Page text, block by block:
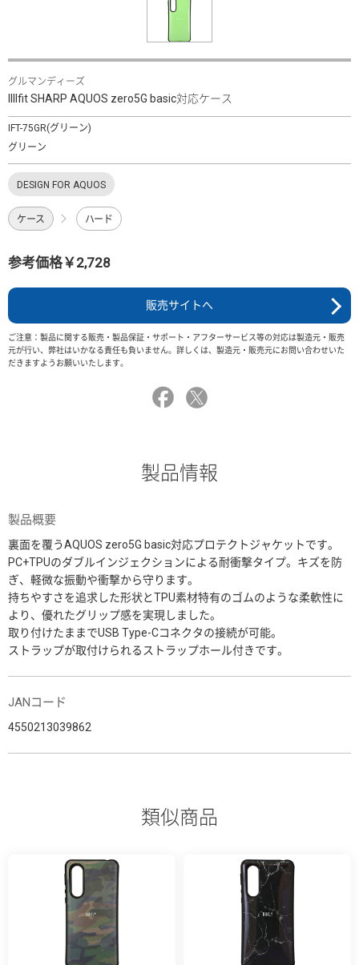
グルマンディーズ
IIIIfit SHARP AQUOS zero5G basic対応ケース
IFT-75GR(グリーン)
グリーン
DESIGN FOR AQUOS
ケース ハード
参考価格￥2,728
販売サイトへ
ご注意：製品に関する販売・製品保証・サポート・アフターサービス等の対応は製造元・販売
元が行い、弊社はいかなる責任も負いません。詳しくは、製造元・販売元にお問い合わせいた
だきますようお願いいたします。
製品情報
製品概要
裏面を覆うAQUOS zero5G basic対応プロテクトジャケットです。
PC+TPUのダブルインジェクションによる耐衝撃タイプ。キズを防
ぎ、軽微な振動や衝撃から守ります。
持ちやすさを追求した形状とTPU素材特有のゴムのような柔軟性に
より、優れたグリップ感を実現しました。
取り付けたままでUSB Type-Cコネクタの接続が可能。
ストラップが取付けられるストラップホール付きです。
JANコード
4550213039862
類似商品